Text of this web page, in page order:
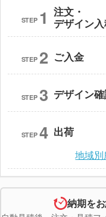
STEP 1 注文・
デザイン
STEP 2 ご入金
STEP 3 デザイン
STEP 4 出荷
地域
納期を